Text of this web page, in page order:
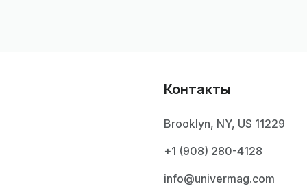
Контакты
Brooklyn, NY, US 11229
+1 ‪(908) 280-4128‬
info@univermag.com